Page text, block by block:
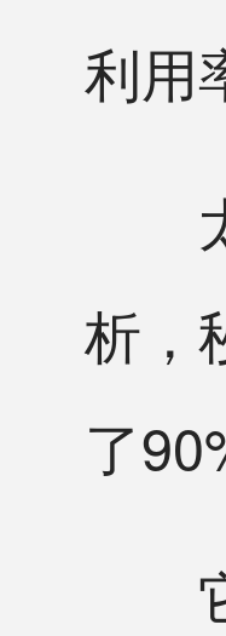
利用
太
析，
了
它